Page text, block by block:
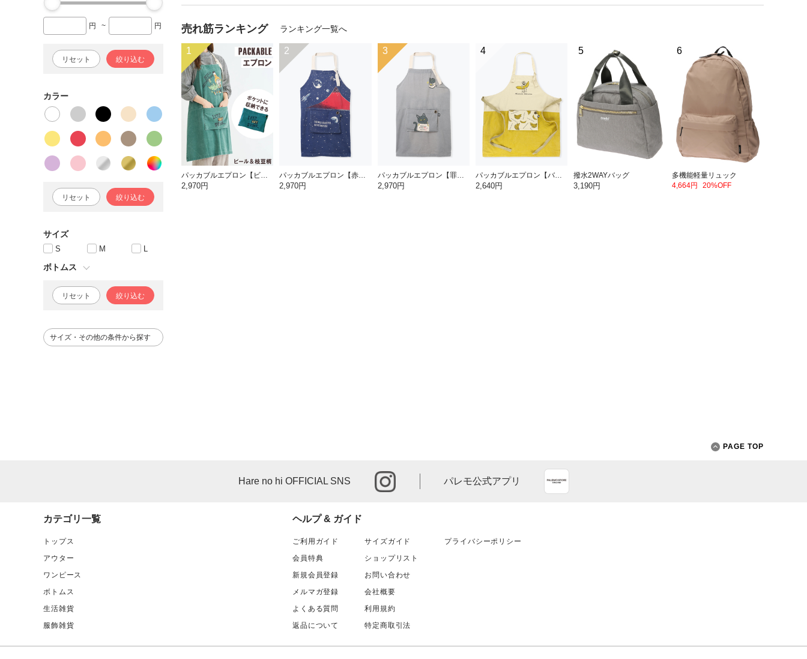
円 ~ 円
リセット 絞り込む
カラー
リセット 絞り込む
サイズ
S M L
ボトムス
リセット 絞り込む
サイズ・その他の条件から探す
売れ筋ランキング ランキング一覧へ
1
パッカブルエプロン【ビール＆枝豆】
2,970円
2
パッカブルエプロン【赤富士】
2,970円
3
パッカブルエプロン【罪深ネコ】
2,970円
4
パッカブルエプロン【バナナ】
2,640円
5
撥水2WAYバッグ
3,190円
6
多機能軽量リュック
4,664円
20%OFF
PAGE TOP
Hare no hi OFFICIAL SNS
instagram
パレモ公式アプリ
カテゴリ一覧
トップス
アウター
ワンピース
ボトムス
生活雑貨
服飾雑貨
ヘルプ & ガイド
ご利用ガイド
会員特典
新規会員登録
メルマガ登録
よくある質問
返品について
サイズガイド
ショップリスト
お問い合わせ
会社概要
利用規約
特定商取引法
プライバシーポリシー